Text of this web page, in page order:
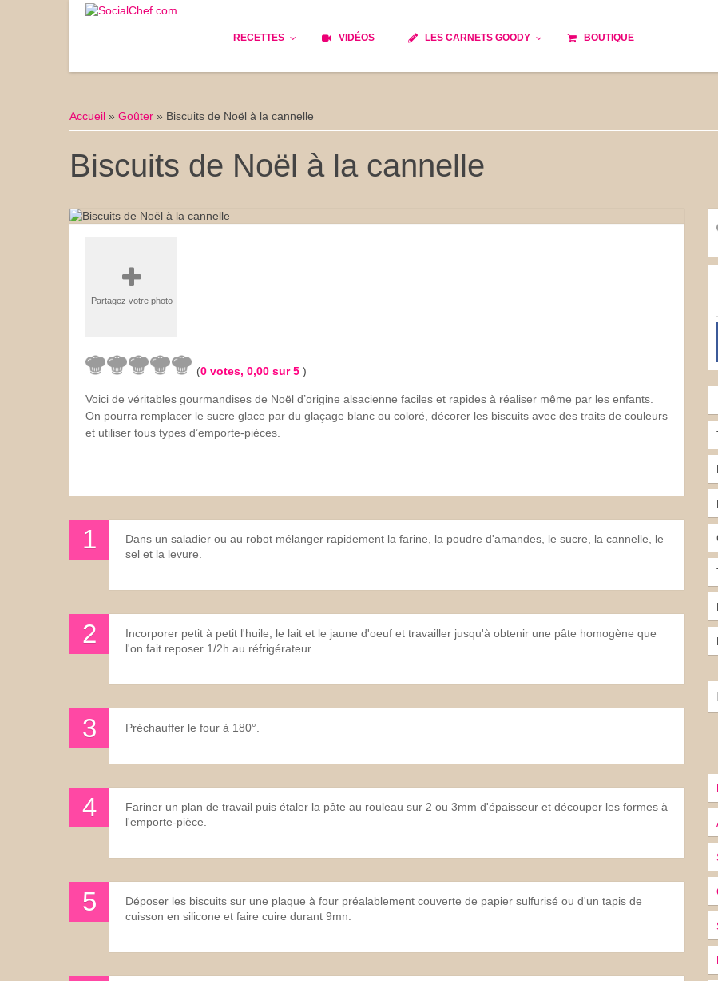
RECETTES
Le Pain
Apéritifs
Boissons
Cuisine française traditionnelle
VIDÉOS LES CARNETS GOODY
Spécialité culinaire
Les astuces Goody
BOUTIQUE
Accueil » Goûter » Biscuits de Noël à la cannelle
Biscuits de Noël à la cannelle
Partagez votre photo
(0 votes, 0,00 sur 5 )
Voici de véritables gourmandises de Noël d’origine alsacienne faciles et rapides à réaliser même par les enfants.
On pourra remplacer le sucre glace par du glaçage blanc ou coloré, décorer les biscuits avec des traits de couleurs
et utiliser tous types d’emporte-pièces.
Dans un saladier ou au robot mélanger rapidement la farine, la poudre d'amandes, le sucre, la cannelle, le
sel et la levure.
Incorporer petit à petit l'huile, le lait et le jaune d'oeuf et travailler jusqu'à obtenir une pâte homogène que
l'on fait reposer 1/2h au réfrigérateur.
Préchauffer le four à 180°.
Fariner un plan de travail puis étaler la pâte au rouleau sur 2 ou 3mm d'épaisseur et découper les formes à
l'emporte-pièce.
Déposer les biscuits sur une plaque à four préalablement couverte de papier sulfurisé ou d'un tapis de
cuisson en silicone et faire cuire durant 9mn.